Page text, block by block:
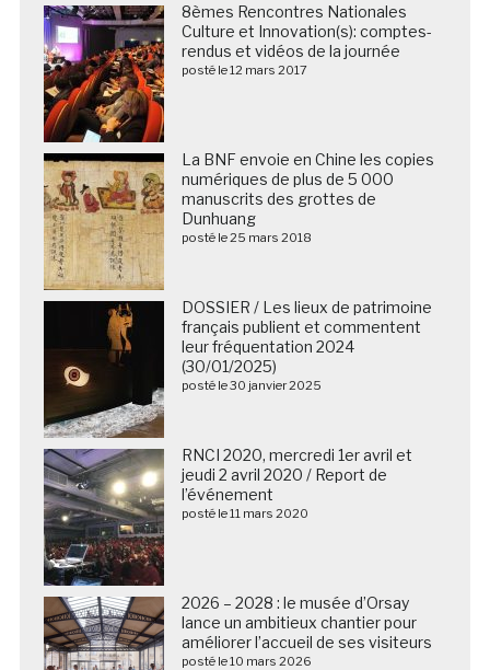
8èmes Rencontres Nationales
Culture et Innovation(s): comptes-
rendus et vidéos de la journée
posté le 12 mars 2017
La BNF envoie en Chine les copies
numériques de plus de 5 000
manuscrits des grottes de
Dunhuang
posté le 25 mars 2018
DOSSIER / Les lieux de patrimoine
français publient et commentent
leur fréquentation 2024
(30/01/2025)
posté le 30 janvier 2025
RNCI 2020, mercredi 1er avril et
jeudi 2 avril 2020 / Report de
l’événement
posté le 11 mars 2020
2026 – 2028 : le musée d’Orsay
lance un ambitieux chantier pour
améliorer l’accueil de ses visiteurs
posté le 10 mars 2026